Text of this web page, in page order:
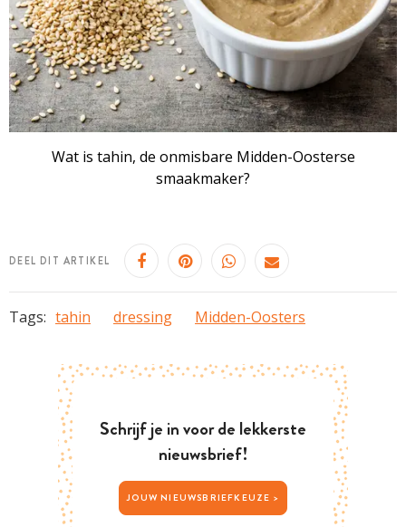
Wat is tahin, de onmisbare Midden-Oosterse
smaakmaker?
DEEL DIT ARTIKEL
Tags: tahin dressing Midden-Oosters
Schrijf je in voor de lekkerste
nieuwsbrief!
JOUW NIEUWSBRIEFKEUZE >